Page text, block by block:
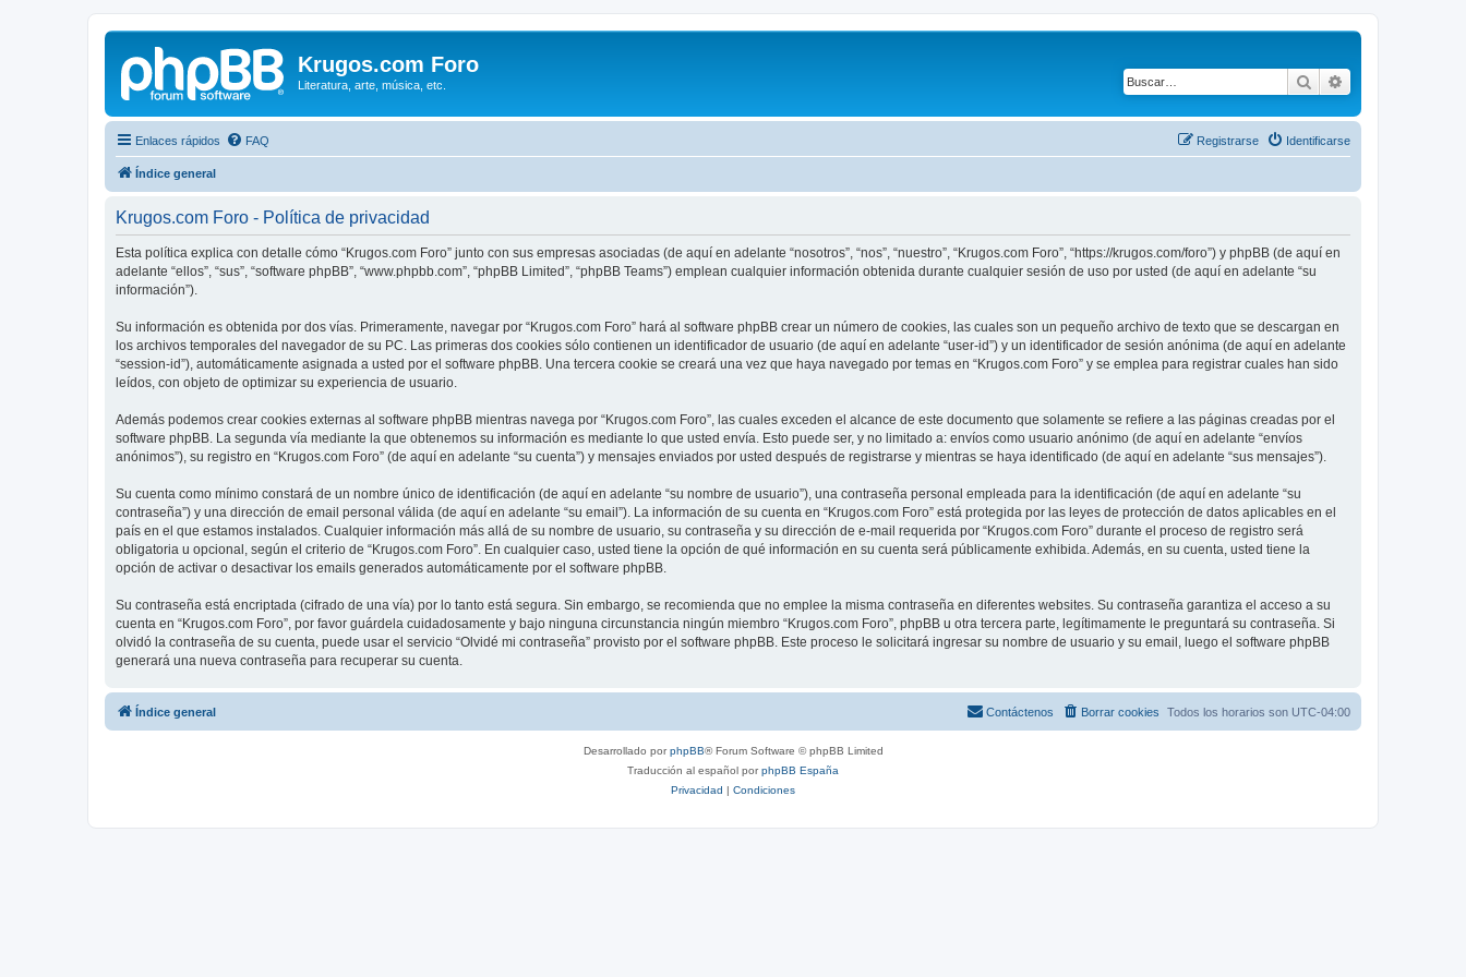
Krugos.com Foro
Literatura, arte, música, etc. Buscar
Enlaces rápidos FAQ Identificarse
Registrarse
Índice general
Krugos.com Foro - Política de privacidad
Esta política explica con detalle cómo “Krugos.com Foro” junto con sus empresas asociadas (de aquí en adelante “nosotros”, “nos”, “nuestro”, “Krugos.com Foro”, “https://krugos.com/foro”) y phpBB (de aquí en
adelante “ellos”, “sus”, “software phpBB”, “www.phpbb.com”, “phpBB Limited”, “phpBB Teams”) emplean cualquier información obtenida durante cualquier sesión de uso por usted (de aquí en adelante “su
información”).
Su información es obtenida por dos vías. Primeramente, navegar por “Krugos.com Foro” hará al software phpBB crear un número de cookies, las cuales son un pequeño archivo de texto que se descargan en
los archivos temporales del navegador de su PC. Las primeras dos cookies sólo contienen un identificador de usuario (de aquí en adelante “user-id”) y un identificador de sesión anónima (de aquí en adelante
“session-id”), automáticamente asignada a usted por el software phpBB. Una tercera cookie se creará una vez que haya navegado por temas en “Krugos.com Foro” y se emplea para registrar cuales han sido
leídos, con objeto de optimizar su experiencia de usuario.
Además podemos crear cookies externas al software phpBB mientras navega por “Krugos.com Foro”, las cuales exceden el alcance de este documento que solamente se refiere a las páginas creadas por el
software phpBB. La segunda vía mediante la que obtenemos su información es mediante lo que usted envía. Esto puede ser, y no limitado a: envíos como usuario anónimo (de aquí en adelante “envíos
anónimos”), su registro en “Krugos.com Foro” (de aquí en adelante “su cuenta”) y mensajes enviados por usted después de registrarse y mientras se haya identificado (de aquí en adelante “sus mensajes”).
Su cuenta como mínimo constará de un nombre único de identificación (de aquí en adelante “su nombre de usuario”), una contraseña personal empleada para la identificación (de aquí en adelante “su
contraseña”) y una dirección de email personal válida (de aquí en adelante “su email”). La información de su cuenta en “Krugos.com Foro” está protegida por las leyes de protección de datos aplicables en el
país en el que estamos instalados. Cualquier información más allá de su nombre de usuario, su contraseña y su dirección de e-mail requerida por “Krugos.com Foro” durante el proceso de registro será
obligatoria u opcional, según el criterio de “Krugos.com Foro”. En cualquier caso, usted tiene la opción de qué información en su cuenta será públicamente exhibida. Además, en su cuenta, usted tiene la
opción de activar o desactivar los emails generados automáticamente por el software phpBB.
Su contraseña está encriptada (cifrado de una vía) por lo tanto está segura. Sin embargo, se recomienda que no emplee la misma contraseña en diferentes websites. Su contraseña garantiza el acceso a su
cuenta en “Krugos.com Foro”, por favor guárdela cuidadosamente y bajo ninguna circunstancia ningún miembro “Krugos.com Foro”, phpBB u otra tercera parte, legítimamente le preguntará su contraseña. Si
olvidó la contraseña de su cuenta, puede usar el servicio “Olvidé mi contraseña” provisto por el software phpBB. Este proceso le solicitará ingresar su nombre de usuario y su email, luego el software phpBB
generará una nueva contraseña para recuperar su cuenta.
Índice general Todos los horarios son UTC-04:00
Borrar cookies
Contáctenos
Desarrollado porphpBB® Forum Software © phpBB Limited
Traducción al español porphpBB España
Privacidad | Condiciones